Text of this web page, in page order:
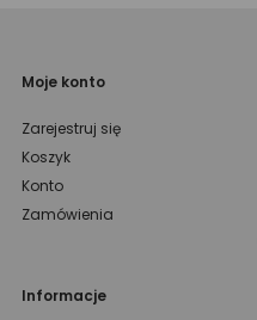
Moje konto
Zarejestruj się
Koszyk
Konto
Zamówienia
Informacje